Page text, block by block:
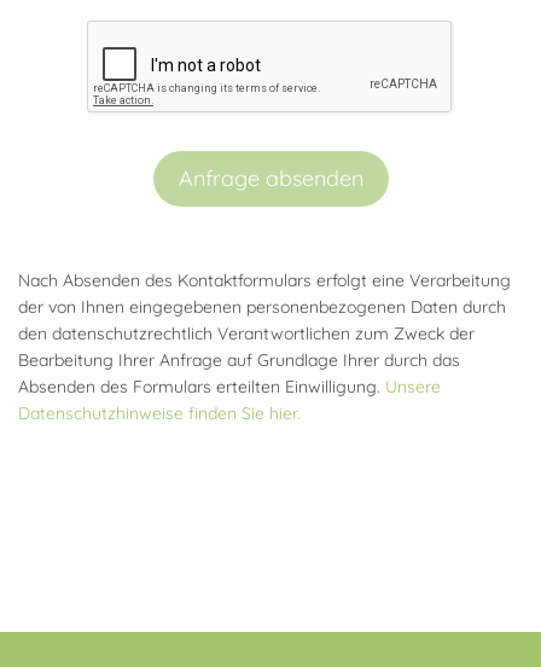
Anfrage absenden
Nach Absenden des Kontaktformulars erfolgt eine Verarbeitung
der von Ihnen eingegebenen personenbezogenen Daten durch
den datenschutzrechtlich Verantwortlichen zum Zweck der
Bearbeitung Ihrer Anfrage auf Grundlage Ihrer durch das
Absenden des Formulars erteilten Einwilligung. Unsere
Datenschutzhinweise finden Sie hier.